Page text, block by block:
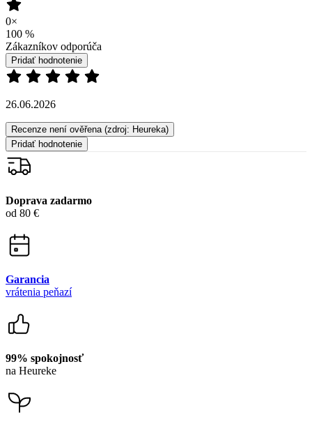
0×
100 %
Zákazníkov odporúča
Pridať hodnotenie
26.06.2026
Recenze není ověřena (zdroj: Heureka)
Pridať hodnotenie
Doprava zadarmo
od 80 €
Garancia
vrátenia peňazí
99% spokojnosť
na Heureke